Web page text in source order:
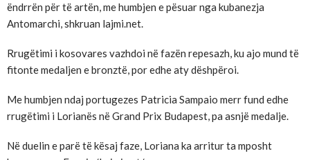
ëndrrën për të artën, me humbjen e pësuar nga kubanezja
Antomarchi, shkruan lajmi.net.
Rrugëtimi i kosovares vazhdoi në fazën repesazh, ku ajo mund të
fitonte medaljen e bronztë, por edhe aty dëshpëroi.
Me humbjen ndaj portugezes Patricia Sampaio merr fund edhe
rrugëtimi i Lorianës në Grand Prix Budapest, pa asnjë medalje.
Në duelin e parë të kësaj faze, Loriana ka arritur ta mposht